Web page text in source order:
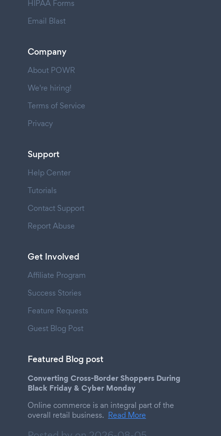
HIPAA Forms
Email Blast
Company
About POWR
We're hiring!
Terms of Service
Privacy
Support
Help Center
Tutorials
Contact Support
Report Abuse
Get Involved
Affiliate Program
Success Stories
Feature Requests
Guest Blog Post
Featured Blog post
Converting Cross-Border Shoppers During
Black Friday & Cyber Monday
Online commerce is an integral part of the
overall retail business. Read More